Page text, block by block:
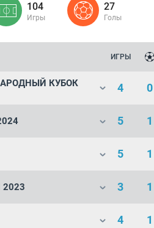
104
Игры
27
Голы
ИГРЫ
КУБОК
4 0
5 1
5 1
3 1
4 1